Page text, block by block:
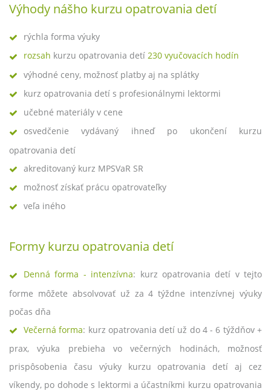
Výhody nášho kurzu opatrovania detí
rýchla forma výuky
rozsah kurzu opatrovania detí 230 vyučovacích hodín
výhodné ceny, možnosť platby aj na splátky
kurz opatrovania detí s profesionálnymi lektormi
učebné materiály v cene
osvedčenie vydávaný ihneď po ukončení kurzu
opatrovania detí
akreditovaný kurz MPSVaR SR
možnosť získať prácu opatrovateľky
veľa iného
Formy kurzu opatrovania detí
Denná forma - intenzívna: kurz opatrovania detí v tejto
forme môžete absolvovať už za 4 týždne intenzívnej výuky
počas dňa
Večerná forma: kurz opatrovania detí už do 4 - 6 týždňov +
prax, výuka prebieha vo večerných hodinách, možnosť
prispôsobenia času výuky kurzu opatrovania detí aj cez
víkendy, po dohode s lektormi a účastníkmi kurzu opatrovania